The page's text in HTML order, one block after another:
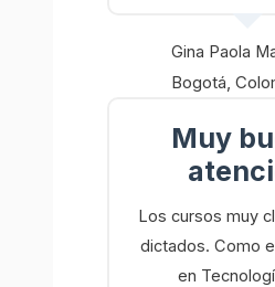
Gina Paola
Bogotá,
Muy
Los cursos muy
dictados. Como
en